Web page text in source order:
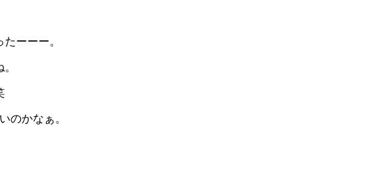
ーーー。
のかなぁ。